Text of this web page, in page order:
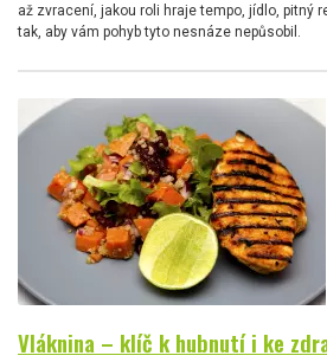
až zvracení, jakou roli hraje tempo, jídlo, pitný
tak, aby vám pohyb tyto nesnáze nepůsobil.
Vláknina – klíč k hubnutí i ke